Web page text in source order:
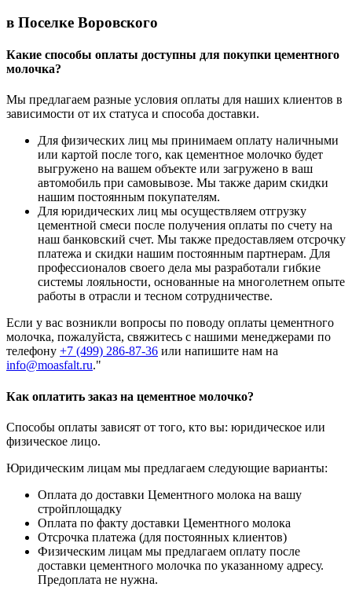
в Поселке Воровского
Какие способы оплаты доступны для покупки цементного
молочка?
Мы предлагаем разные условия оплаты для наших клиентов в
зависимости от их статуса и способа доставки.
Для физических лиц мы принимаем оплату наличными
или картой после того, как цементное молочко будет
выгружено на вашем объекте или загружено в ваш
автомобиль при самовывозе. Мы также дарим скидки
нашим постоянным покупателям.
Для юридических лиц мы осуществляем отгрузку
цементной смеси после получения оплаты по счету на
наш банковский счет. Мы также предоставляем отсрочку
платежа и скидки нашим постоянным партнерам. Для
профессионалов своего дела мы разработали гибкие
системы лояльности, основанные на многолетнем опыте
работы в отрасли и тесном сотрудничестве.
Если у вас возникли вопросы по поводу оплаты цементного
молочка, пожалуйста, свяжитесь с нашими менеджерами по
телефону +7 (499) 286-87-36 или напишите нам на
info@moasfalt.ru."
Как оплатить заказ на цементное молочко?
Способы оплаты зависят от того, кто вы: юридическое или
физическое лицо.
Юридическим лицам мы предлагаем следующие варианты:
Оплата до доставки Цементного молока на вашу
стройплощадку
Оплата по факту доставки Цементного молока
Отсрочка платежа (для постоянных клиентов)
Физическим лицам мы предлагаем оплату после
доставки цементного молочка по указанному адресу.
Предоплата не нужна.